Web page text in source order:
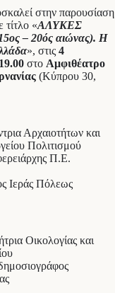
στην παρουσίαση
τίτλο «ΑΛΥΚΕΣ
– 20ός αιώνας). Η
», στις 4
19.00 στο Αμφιθέατρο
(Κύπρου 30,
Αρχαιοτήτων και
Πολιτισμού
Π.Ε.
Ιεράς Πόλεως
Οικολογίας και